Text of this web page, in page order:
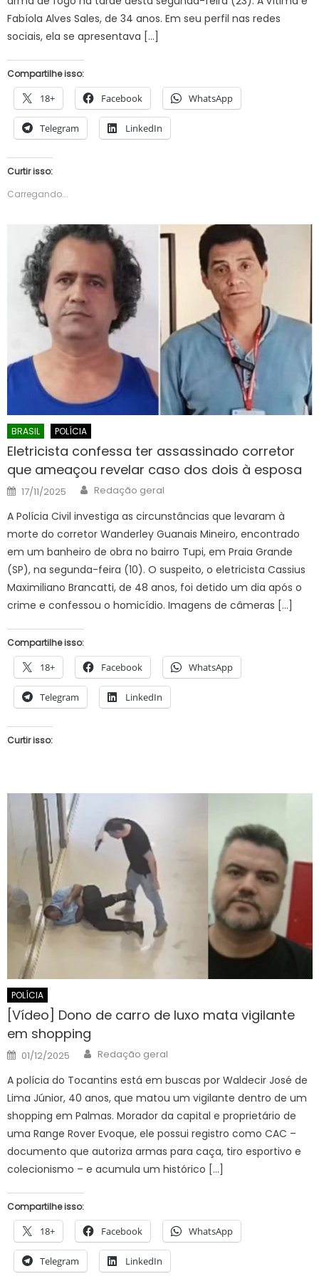
Fabíola Alves Sales, de 34 anos. Em seu perfil nas redes
sociais, ela se apresentava […]
Compartilhe isso:
18+ Facebook WhatsApp
Telegram LinkedIn
Curtir isso:
Carregando...
BRASIL POLÍCIA
Eletricista confessa ter assassinado corretor
que ameaçou revelar caso dos dois à esposa
Posted
on
17/11/2025 Author
Redação geral
A Polícia Civil investiga as circunstâncias que levaram à
morte do corretor Wanderley Guanais Mineiro, encontrado
em um banheiro de obra no bairro Tupi, em Praia Grande
(SP), na segunda-feira (10). O suspeito, o eletricista Cassius
Maximiliano Brancatti, de 48 anos, foi detido um dia após o
crime e confessou o homicídio. Imagens de câmeras […]
Compartilhe isso:
18+ Facebook WhatsApp
Telegram LinkedIn
Curtir isso:
POLÍCIA
[Vídeo] Dono de carro de luxo mata vigilante
em shopping
Posted
on
01/12/2025 Author
Redação geral
A polícia do Tocantins está em buscas por Waldecir José de
Lima Júnior, 40 anos, que matou um vigilante dentro de um
shopping em Palmas. Morador da capital e proprietário de
uma Range Rover Evoque, ele possui registro como CAC –
documento que autoriza armas para caça, tiro esportivo e
colecionismo – e acumula um histórico […]
Compartilhe isso:
18+ Facebook WhatsApp
Telegram LinkedIn